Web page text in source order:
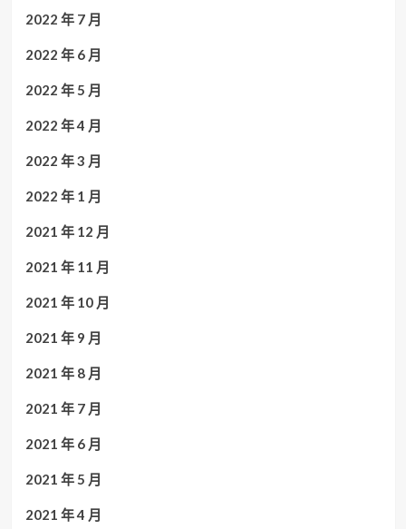
2022 年 7 月
2022 年 6 月
2022 年 5 月
2022 年 4 月
2022 年 3 月
2022 年 1 月
2021 年 12 月
2021 年 11 月
2021 年 10 月
2021 年 9 月
2021 年 8 月
2021 年 7 月
2021 年 6 月
2021 年 5 月
2021 年 4 月